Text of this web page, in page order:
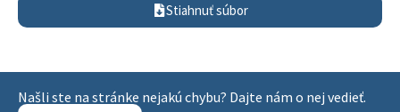
Stiahnuť súbor
Našli ste na stránke nejakú chybu? Dajte nám o nej vedieť.